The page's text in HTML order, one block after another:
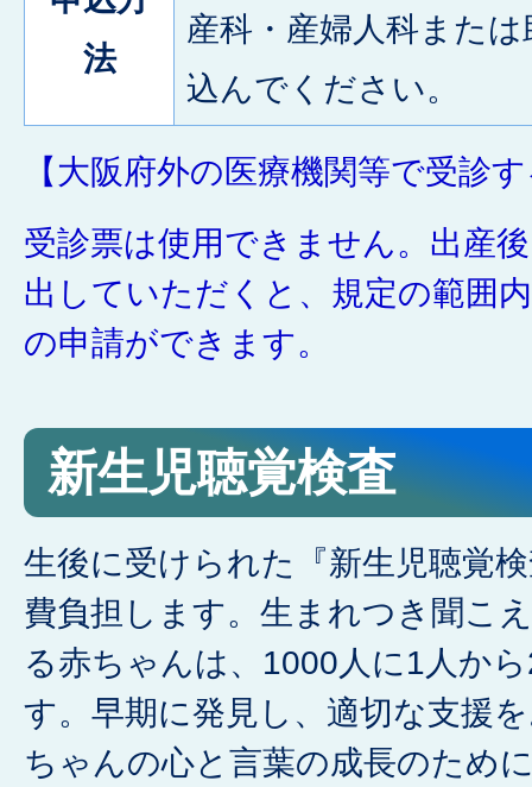
法
産科・産婦人科また
込んでください。
【大阪府外の医療機関等で受診
受診票は使用できません。出産
出していただくと、規定の範囲
の申請ができます。
新生児聴覚検査
生後に受けられた『新生児聴覚
費負担します。生まれつき聞こ
る赤ちゃんは、1000人に1人か
す。早期に発見し、適切な支援
ちゃんの心と言葉の成長のため